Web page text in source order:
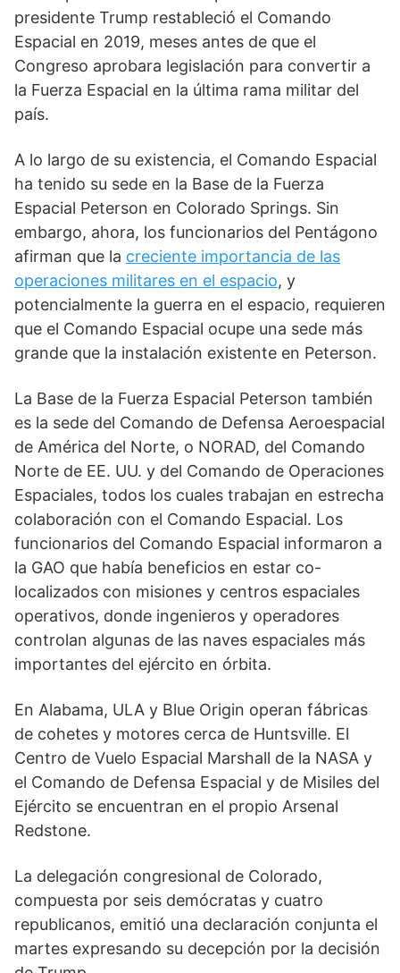
presidente Trump restableció el Comando
Espacial en 2019, meses antes de que el
Congreso aprobara legislación para convertir a
la Fuerza Espacial en la última rama militar del
país.
A lo largo de su existencia, el Comando Espacial
ha tenido su sede en la Base de la Fuerza
Espacial Peterson en Colorado Springs. Sin
embargo, ahora, los funcionarios del Pentágono
afirman que la creciente importancia de las
operaciones militares en el espacio, y
potencialmente la guerra en el espacio, requieren
que el Comando Espacial ocupe una sede más
grande que la instalación existente en Peterson.
La Base de la Fuerza Espacial Peterson también
es la sede del Comando de Defensa Aeroespacial
de América del Norte, o NORAD, del Comando
Norte de EE. UU. y del Comando de Operaciones
Espaciales, todos los cuales trabajan en estrecha
colaboración con el Comando Espacial. Los
funcionarios del Comando Espacial informaron a
la GAO que había beneficios en estar co-
localizados con misiones y centros espaciales
operativos, donde ingenieros y operadores
controlan algunas de las naves espaciales más
importantes del ejército en órbita.
En Alabama, ULA y Blue Origin operan fábricas
de cohetes y motores cerca de Huntsville. El
Centro de Vuelo Espacial Marshall de la NASA y
el Comando de Defensa Espacial y de Misiles del
Ejército se encuentran en el propio Arsenal
Redstone.
La delegación congresional de Colorado,
compuesta por seis demócratas y cuatro
republicanos, emitió una declaración conjunta el
martes expresando su decepción por la decisión